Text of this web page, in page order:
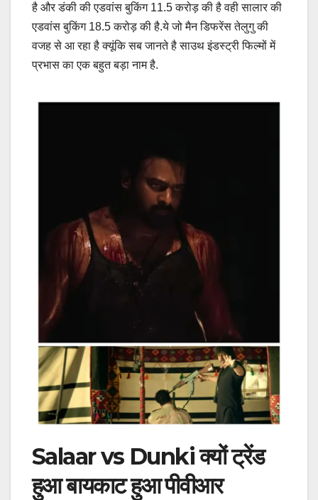
है और डंकी की एडवांस बुकिंग 11.5 करोड़ की है वही सालार की
एडवांस बुकिंग 18.5 करोड़ की है.ये जो मैन डिफरेंस तेलुगु की
वजह से आ रहा है क्यूंकि सब जानते है साउथ इंडस्ट्री फिल्मों में
प्रभास का एक बहुत बड़ा नाम है.
Salaar vs Dunki क्यों ट्रेंड
हुआ बायकाट हुआ पीवीआर